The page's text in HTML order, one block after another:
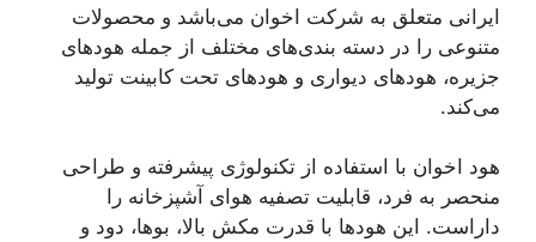
ایرانی متعلق به شرکت اخوان می‌باشد و محصولات
متنوعی را در دسته بندی‌های مختلف از جمله هودهای
جزیره، هودهای دیواری و هودهای تحت کابینت تولید
می‌کند.
هود اخوان با استفاده از تکنولوژی پیشرفته و طراحی
منحصر به فرد، قابلیت تصفیه هوای آشپزخانه را
داراست. این هودها با قدرت مکش بالا، بوها، دود و